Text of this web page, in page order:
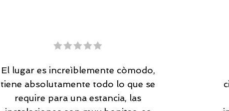
Me encantò el lugar, muy familiar. Las
villas bien equipadas y muy limpias, la
atencion del dueño Yuri desde la